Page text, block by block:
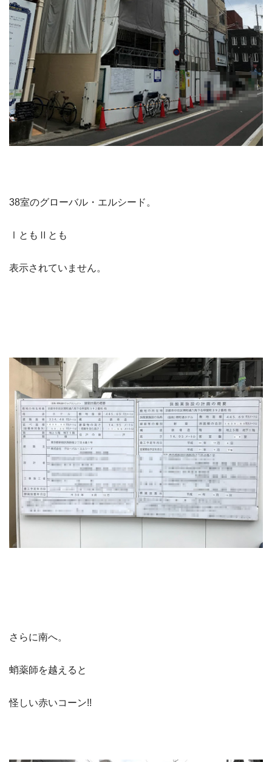
38室のグローバル・エルシード。
ⅠともⅡとも
表示されていません。
さらに南へ。
蛸薬師を越えると
怪しい赤いコーン!!